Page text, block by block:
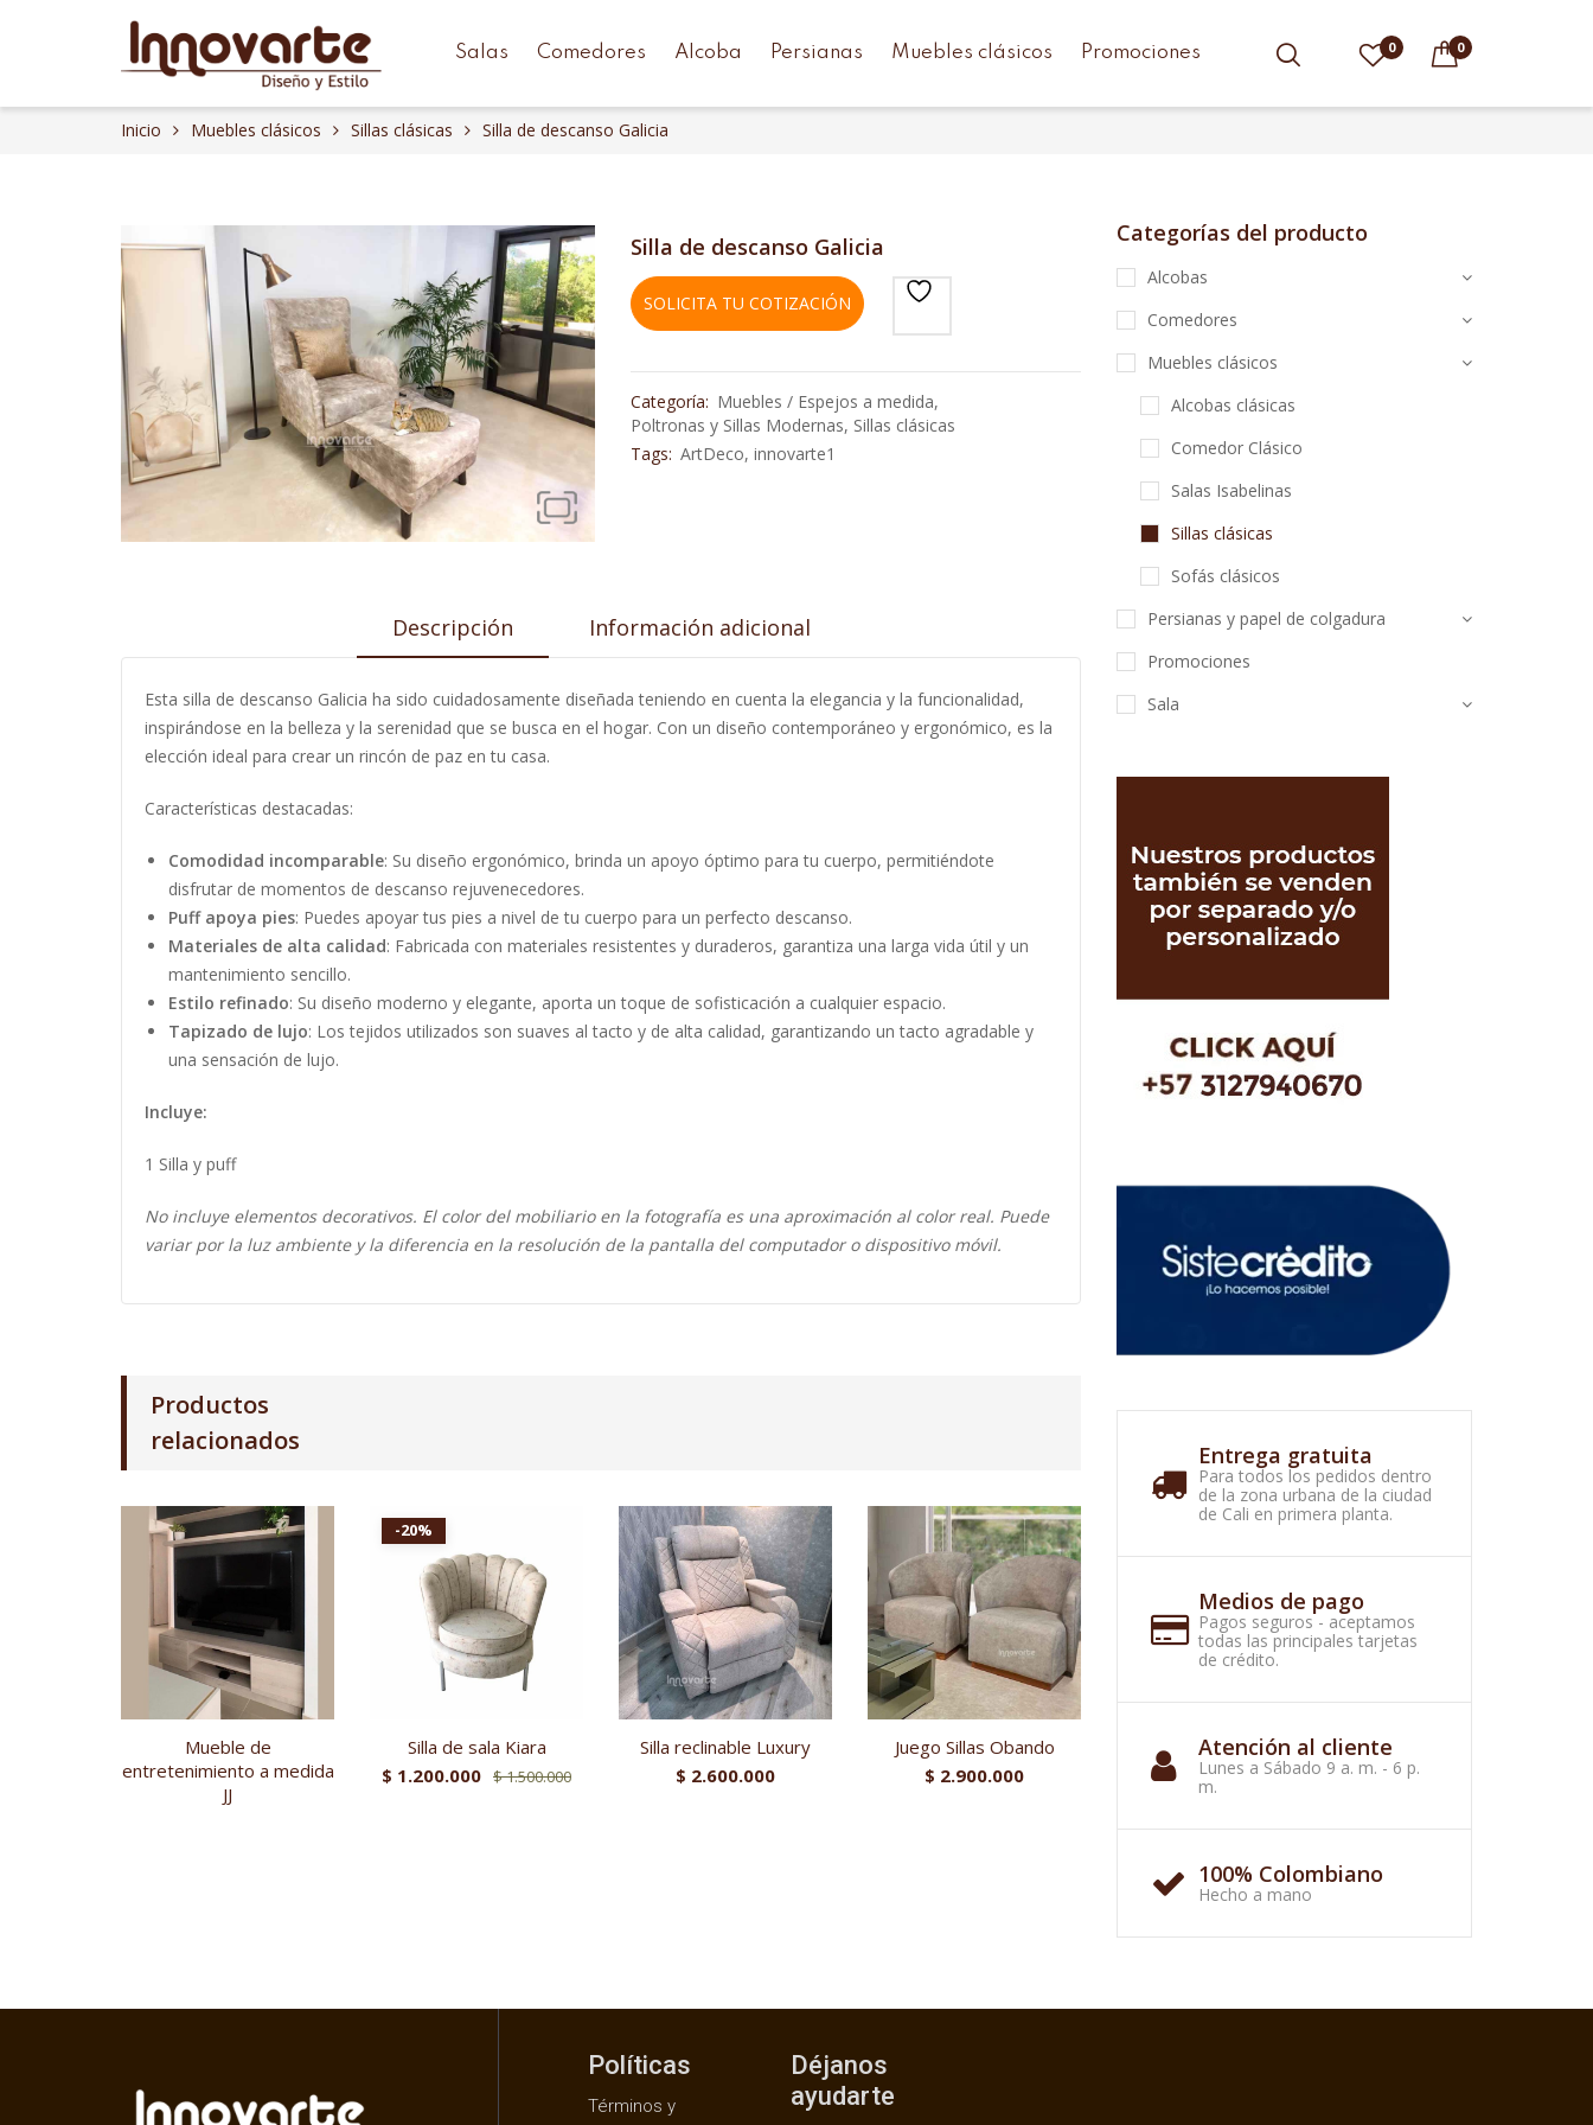
Salas Comedores Alcoba Persianas Muebles clásicos Promociones 0 0
Inicio Muebles clásicos Sillas clásicas Silla de descanso Galicia
Silla de descanso Galicia
SOLICITA TU COTIZACIÓN
Categoría: Muebles / Espejos a medida,
Poltronas y Sillas Modernas, Sillas clásicas
Tags: ArtDeco, innovarte1
Descripción Información adicional
Esta silla de descanso Galicia ha sido cuidadosamente diseñada teniendo en cuenta la elegancia y la funcionalidad,
inspirándose en la belleza y la serenidad que se busca en el hogar. Con un diseño contemporáneo y ergonómico, es la
elección ideal para crear un rincón de paz en tu casa.
Características destacadas:
Comodidad incomparable: Su diseño ergonómico, brinda un apoyo óptimo para tu cuerpo, permitiéndote
disfrutar de momentos de descanso rejuvenecedores.
Puff apoya pies: Puedes apoyar tus pies a nivel de tu cuerpo para un perfecto descanso.
Materiales de alta calidad: Fabricada con materiales resistentes y duraderos, garantiza una larga vida útil y un
mantenimiento sencillo.
Estilo refinado: Su diseño moderno y elegante, aporta un toque de sofisticación a cualquier espacio.
Tapizado de lujo: Los tejidos utilizados son suaves al tacto y de alta calidad, garantizando un tacto agradable y
una sensación de lujo.
Incluye:
1 Silla y puff
No incluye elementos decorativos. El color del mobiliario en la fotografía es una aproximación al color real. Puede
variar por la luz ambiente y la diferencia en la resolución de la pantalla del computador o dispositivo móvil.
Productos
relacionados
Mueble de
entretenimiento a medida
JJ
-20%
Silla de sala Kiara
$1.500.000
$ 1.200.000
Silla reclinable Luxury
$ 2.600.000
Juego Sillas Obando
$ 2.900.000
Silla de sala Tokio gris
$
1.500.000
Silla giratoria Segovia
Categorías del producto
Alcobas
Comedores
Muebles clásicos
Alcobas clásicas
Comedor Clásico
Salas Isabelinas
Sillas clásicas
Sofás clásicos
Persianas y papel de colgadura
Promociones
Sala
Entrega gratuita
Para todos los pedidos dentro
de la zona urbana de la ciudad
de Cali en primera planta.
Medios de pago
Pagos seguros - aceptamos
todas las principales tarjetas
de crédito.
Atención al cliente
Lunes a Sábado 9 a. m. - 6 p.
m.
100% Colombiano
Hecho a mano
Políticas
Términos y
Déjanos
ayudarte